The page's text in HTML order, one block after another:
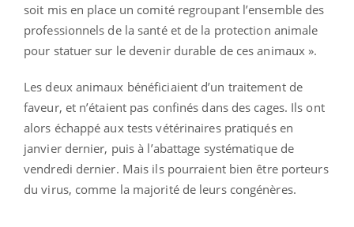
soit mis en place un comité regroupant l’ensemble des
professionnels de la santé et de la protection animale
pour statuer sur le devenir durable de ces animaux ».
Les deux animaux bénéficiaient d’un traitement de
faveur, et n’étaient pas confinés dans des cages. Ils ont
alors échappé aux tests vétérinaires pratiqués en
janvier dernier, puis à l’abattage systématique de
vendredi dernier. Mais ils pourraient bien être porteurs
du virus, comme la majorité de leurs congénères.